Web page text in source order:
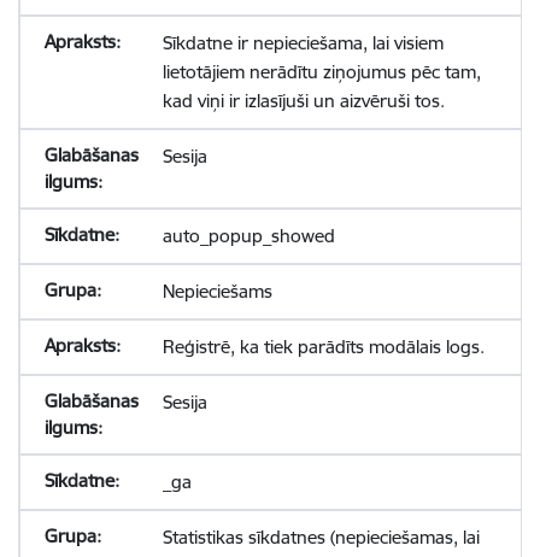
Sīkdatne ir nepieciešama, lai visiem
lietotājiem nerādītu ziņojumus pēc tam,
kad viņi ir izlasījuši un aizvēruši tos.
Sesija
auto_popup_showed
Nepieciešams
Reģistrē, ka tiek parādīts modālais logs.
Sesija
_ga
Statistikas sīkdatnes (nepieciešamas, lai